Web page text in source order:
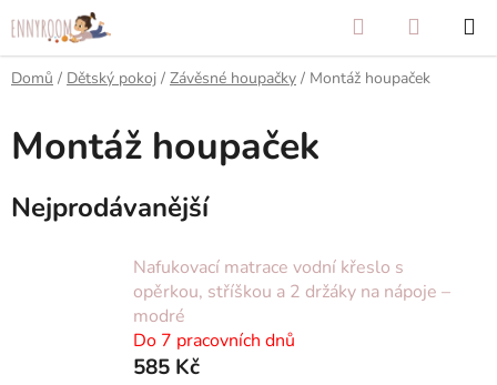
na
obsah
Hledat
KOŠÍK
Domů / Dětský pokoj / Závěsné houpačky / Montáž houpaček
Montáž houpaček
Nejprodávanější
Nafukovací matrace vodní křeslo s
opěrkou, stříškou a 2 držáky na nápoje –
modré
Do 7 pracovních dnů
585 Kč